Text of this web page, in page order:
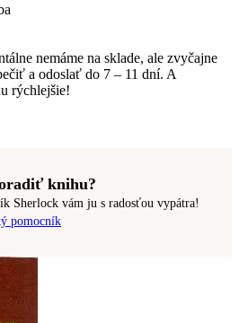
nemáme na sklade, ale zvyčajne
a odoslať do 7 – 11 dní. A
rýchlejšie!
knihu?
Sherlock vám ju s radosťou vypátra!
pomocník